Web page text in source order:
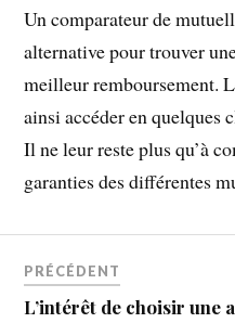
Un comparateur de
alternative pour trouver
meilleur remboursement.
ainsi accéder en quelques
Il ne leur reste plus qu’à
garanties des différentes
PRÉCÉDENT
L’intérêt de choisir une